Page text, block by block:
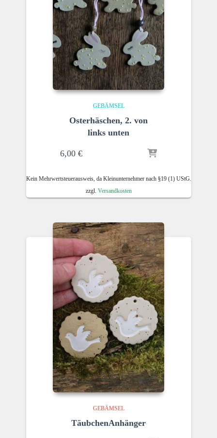
GEBÄMSEL
Osterhäschen, 2. von
links unten
6,00 €
Kein Mehrwertsteuerausweis, da Kleinunternehmer nach §19 (1) UStG.
zzgl. Versandkosten
GEBÄMSEL
TäubchenAnhänger